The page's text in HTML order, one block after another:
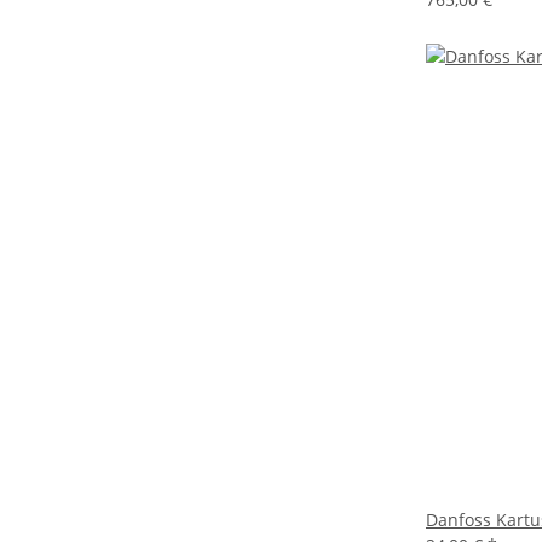
Danfoss